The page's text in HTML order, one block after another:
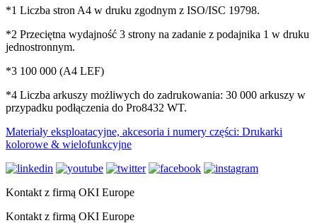
*1 Liczba stron A4 w druku zgodnym z ISO/ISC 19798.
*2 Przeciętna wydajność 3 strony na zadanie z podajnika 1 w druku
jednostronnym.
*3 100 000 (A4 LEF)
*4 Liczba arkuszy możliwych do zadrukowania: 30 000 arkuszy w
przypadku podłączenia do Pro8432 WT.
Materiały eksploatacyjne, akcesoria i numery części: Drukarki
kolorowe & wielofunkcyjne
Kontakt z firmą OKI Europe
Kontakt z firmą OKI Europe